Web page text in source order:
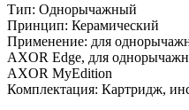
Тип: Однорычажный
Принцип: Керамический
Применение: для
AXOR Edge, для
AXOR MyEdition
Комплектация: Картридж,